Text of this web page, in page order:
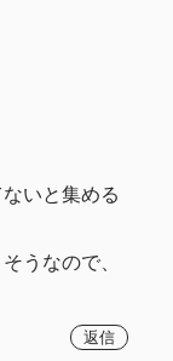
いと集める
うなので、
返信